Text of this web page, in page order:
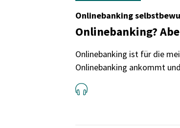
Onlinebanking
Onlinebanking?
Onlinebanking ist für die
Onlinebanking ankommt